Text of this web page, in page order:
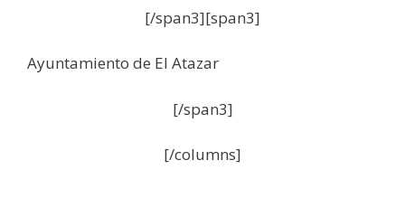
[/span3][span3]
Ayuntamiento de El Atazar
[/span3]
[/columns]